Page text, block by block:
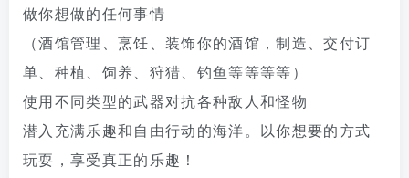
做你想做的任何事情
（酒馆管理、烹饪、装饰你的酒馆，制造、交付订
单、种植、饲养、狩猎、钓鱼等等等等）
使用不同类型的武器对抗各种敌人和怪物
潜入充满乐趣和自由行动的海洋。以你想要的方式
玩耍，享受真正的乐趣！